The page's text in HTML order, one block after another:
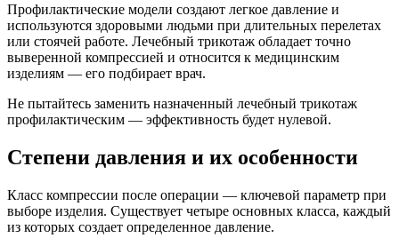
Профилактические модели создают легкое давление и
используются здоровыми людьми при длительных перелетах
или стоячей работе. Лечебный трикотаж обладает точно
выверенной компрессией и относится к медицинским
изделиям — его подбирает врач.
Не пытайтесь заменить назначенный лечебный трикотаж
профилактическим — эффективность будет нулевой.
Степени давления и их особенности
Класс компрессии после операции — ключевой параметр при
выборе изделия. Существует четыре основных класса, каждый
из которых создает определенное давление.